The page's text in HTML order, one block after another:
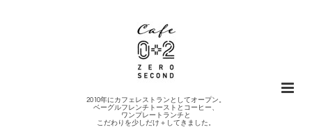
2010年にカフェレストランとしてオープン。
ベーグルフレンチトーストとコーヒー、
ワンプレートランチと
こだわりを少しだけ＋してきました。